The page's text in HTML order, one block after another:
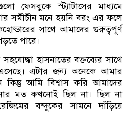
ফেসবুকে স্ট্যাটাসের মাধ্যমে
সমীচীন মনে হয়নি বরং এর ফলে
সাথে আমাদের গুরুত্বপূর্ণ
পারে।
হাসনাতের বক্তব্যের সাথে
এসেছে। এটার জন্য অনেকে আমার
কিন্তু আমি বিশ্বাস করি আমাদের
মত কখনোই ছিল না। ছিল না
বন্দুকের সামনে দাঁড়িয়ে